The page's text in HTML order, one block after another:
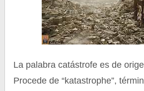
La palabra catástrofe es de
Procede de “katastrophe”,